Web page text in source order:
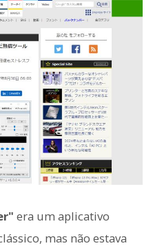
era um aplicativo
mas não estava